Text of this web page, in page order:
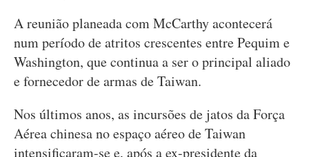
A reunião planeada com McCarthy acontecerá
num período de atritos crescentes entre Pequim e
Washington, que continua a ser o principal aliado
e fornecedor de armas de Taiwan.
Nos últimos anos, as incursões de jatos da Força
Aérea chinesa no espaço aéreo de Taiwan
intensificaram-se e, após a ex-presidente da